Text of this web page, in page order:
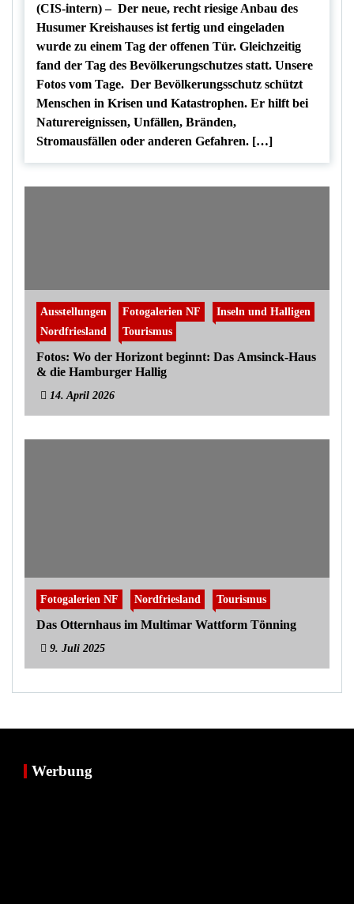
(CIS-intern) – Der neue, recht riesige Anbau des
Husumer Kreishauses ist fertig und eingeladen
wurde zu einem Tag der offenen Tür. Gleichzeitig
fand der Tag des Bevölkerungschutzes statt. Unsere
Fotos vom Tage. Der Bevölkerungsschutz schützt
Menschen in Krisen und Katastrophen. Er hilft bei
Naturereignissen, Unfällen, Bränden,
Stromausfällen oder anderen Gefahren. […]
Ausstellungen Fotogalerien NF
Inseln und Halligen
Nordfriesland
Tourismus
Fotos: Wo der Horizont beginnt: Das Amsinck-Haus
& die Hamburger Hallig
14. April 2026
Fotogalerien NF Nordfriesland Tourismus
Das Otternhaus im Multimar Wattform Tönning
9. Juli 2025
Werbung